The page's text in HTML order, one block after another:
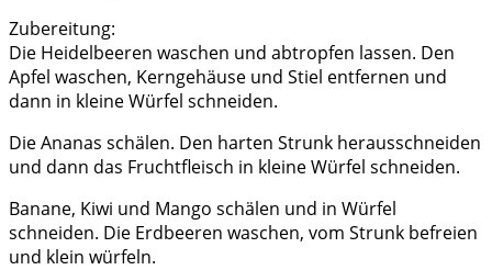
Zubereitung:
Die Heidelbeeren waschen und abtropfen lassen. Den
Apfel waschen, Kerngehäuse und Stiel entfernen und
dann in kleine Würfel schneiden.
Die Ananas schälen. Den harten Strunk herausschneiden
und dann das Fruchtfleisch in kleine Würfel schneiden.
Banane, Kiwi und Mango schälen und in Würfel
schneiden. Die Erdbeeren waschen, vom Strunk befreien
und klein würfeln.